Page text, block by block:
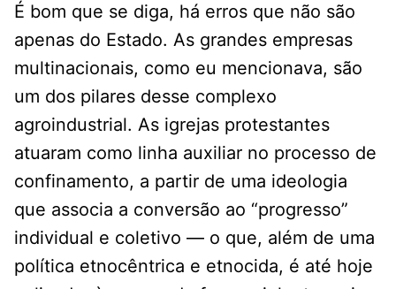
É bom que se diga, há erros que não são
apenas do Estado. As grandes empresas
multinacionais, como eu mencionava, são
um dos pilares desse complexo
agroindustrial. As igrejas protestantes
atuaram como linha auxiliar no processo de
confinamento, a partir de uma ideologia
que associa a conversão ao “progresso”
individual e coletivo — o que, além de uma
política etnocêntrica e etnocida, é até hoje